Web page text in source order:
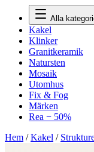
Alla
Kakel
Klinker
Granitkeramik
Natursten
Mosaik
Utomhus
Fix & Fog
Märken
Rea − 50%
Hem /Kakel /